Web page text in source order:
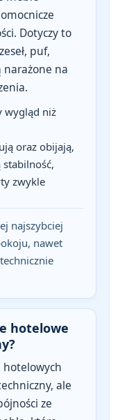
. Dotyczy to
puf,
narażone na
wygląd niż
oraz obijają,
stabilność,
zwykle
najszybciej
nawet
hotelowe
hotelowych
ale
ze